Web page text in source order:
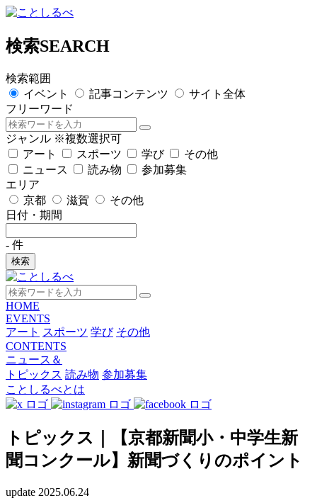
検索SEARCH
検索範囲
イベント
記事コンテンツ
サイト全体
フリーワード
ジャンル ※複数選択可
アート
スポーツ 学び
その他
ニュース
読み物
参加募集
エリア
京都
滋賀
その他
日付・期間
- 件
検索
HOME
EVENTS
アート スポーツ 学び その他
CONTENTS
ニュース＆
トピックス 読み物 参加募集
ことしるべとは
トピックス｜【京都新聞小・中学生新
聞コンクール】新聞づくりのポイント
update 2025.06.24